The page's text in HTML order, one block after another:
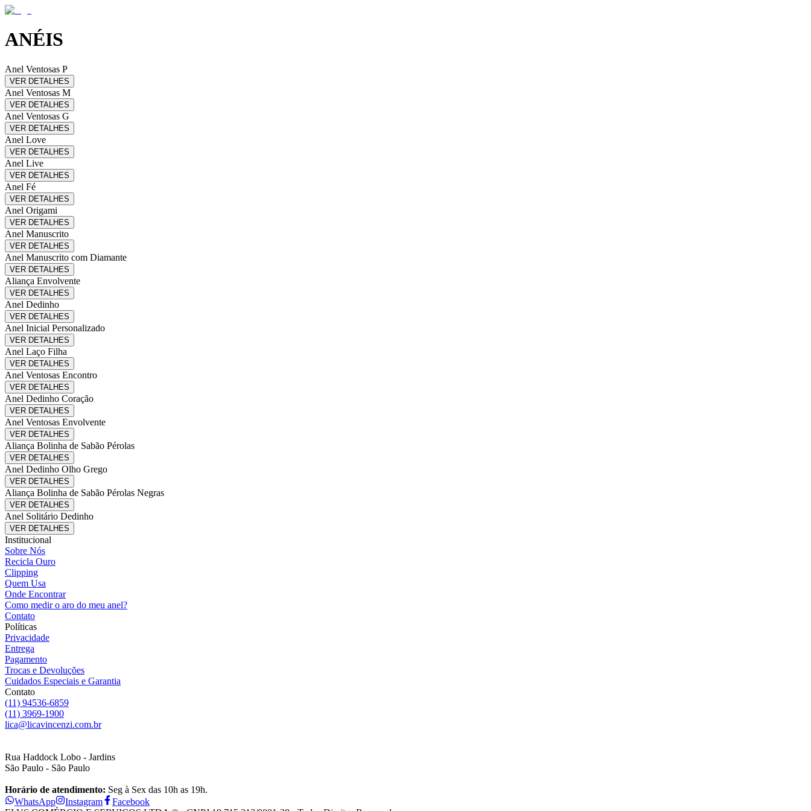
ANÉIS
Anel Ventosas P
VER DETALHES
Anel Ventosas M
VER DETALHES
Anel Ventosas G
VER DETALHES
Anel Love
VER DETALHES
Anel Live
VER DETALHES
Anel Fé
VER DETALHES
Anel Origami
VER DETALHES
Anel Manuscrito
VER DETALHES
Anel Manuscrito com Diamante
VER DETALHES
Aliança Envolvente
VER DETALHES
Anel Dedinho
VER DETALHES
Anel Inicial Personalizado
VER DETALHES
Anel Laço Filha
VER DETALHES
Anel Ventosas Encontro
VER DETALHES
Anel Dedinho Coração
VER DETALHES
Anel Ventosas Envolvente
VER DETALHES
Aliança Bolinha de Sabão Pérolas
VER DETALHES
Anel Dedinho Olho Grego
VER DETALHES
Aliança Bolinha de Sabão Pérolas Negras
VER DETALHES
Anel Solitário Dedinho
VER DETALHES
Institucional
Sobre Nós
Recicla Ouro
Clipping
Quem Usa
Onde Encontrar
Como medir o aro do meu anel?
Contato
Políticas
Privacidade
Entrega
Pagamento
Trocas e Devoluções
Cuidados Especiais e Garantia
Contato
(11) 94536-6859
(11) 3969-1900
lica@licavincenzi.com.br
Rua Haddock Lobo - Jardins
São Paulo - São Paulo
Horário de atendimento: Seg à Sex das 10h as 19h.
WhatsApp
Instagram
Facebook